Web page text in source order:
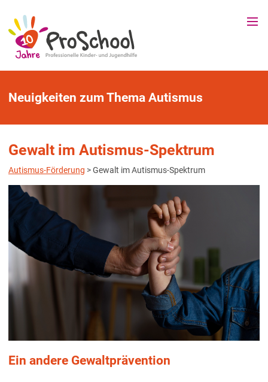
Neuigkeiten zum Thema Autismus
Gewalt im Autismus-Spektrum
Autismus-Förderung > Gewalt im Autismus-Spektrum
Ein andere Gewaltprävention